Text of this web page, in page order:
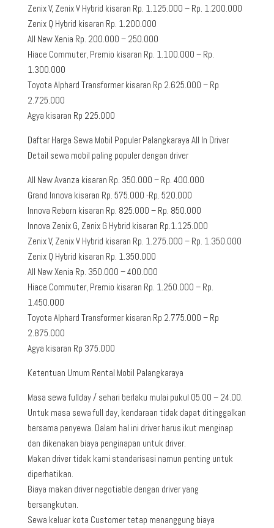
Zenix V, Zenix V Hybrid kisaran Rp. 1.125.000 – Rp. 1.200.000
Zenix Q Hybrid kisaran Rp. 1.200.000
All New Xenia Rp. 200.000 – 250.000
Hiace Commuter, Premio kisaran Rp. 1.100.000 – Rp.
1.300.000
Toyota Alphard Transformer kisaran Rp 2.625.000 – Rp
2.725.000
Agya kisaran Rp 225.000
Daftar Harga Sewa Mobil Populer Palangkaraya All In Driver
Detail sewa mobil paling populer dengan driver
All New Avanza kisaran Rp. 350.000 – Rp. 400.000
Grand Innova kisaran Rp. 575.000 -Rp. 520.000
Innova Reborn kisaran Rp. 825.000 – Rp. 850.000
Innova Zenix G, Zenix G Hybrid kisaran Rp.1.125.000
Zenix V, Zenix V Hybrid kisaran Rp. 1.275.000 – Rp. 1.350.000
Zenix Q Hybrid kisaran Rp. 1.350.000
All New Xenia Rp. 350.000 – 400.000
Hiace Commuter, Premio kisaran Rp. 1.250.000 – Rp.
1.450.000
Toyota Alphard Transformer kisaran Rp 2.775.000 – Rp
2.875.000
Agya kisaran Rp 375.000
Ketentuan Umum Rental Mobil Palangkaraya
Masa sewa fullday / sehari berlaku mulai pukul 05.00 – 24.00.
Untuk masa sewa full day, kendaraan tidak dapat ditinggalkan
bersama penyewa. Dalam hal ini driver harus ikut menginap
dan dikenakan biaya penginapan untuk driver.
Makan driver tidak kami standarisasi namun penting untuk
diperhatikan.
Biaya makan driver negotiable dengan driver yang
bersangkutan.
Sewa keluar kota Customer tetap menanggung biaya